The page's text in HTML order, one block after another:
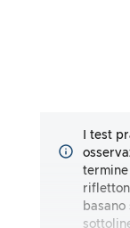
I test
basano